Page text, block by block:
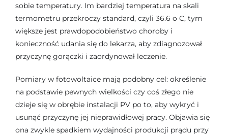
sobie temperatury. Im bardziej temperatura na skali
termometru przekroczy standard, czyli 36.6 o C, tym
większe jest prawdopodobieństwo choroby i
konieczność udania się do lekarza, aby zdiagnozował
przyczynę gorączki i zaordynował leczenie.
Pomiary w fotowoltaice mają podobny cel: określenie
na podstawie pewnych wielkości czy coś złego nie
dzieje się w obrębie instalacji PV po to, aby wykryć i
usunąć przyczynę jej nieprawidłowej pracy. Objawia się
ona zwykle spadkiem wydajności produkcji prądu przy